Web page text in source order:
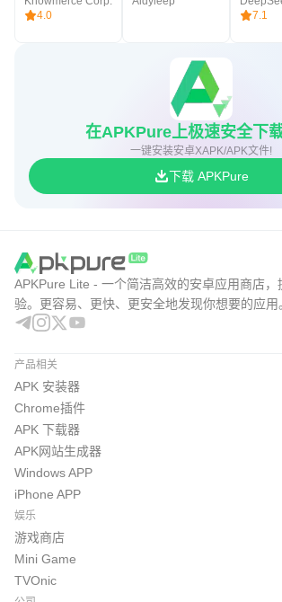
4.0
7.1
在APKPure上极速安全下
一键安装安卓XAPK/APK文件!
下载 APKPure
APKPure Lite - 一个简洁高效的安卓应用商店，
验。更容易、更快、更安全地发现你想要的应用
产品相关
APK 安装器
Chrome插件
APK 下载器
APK网站生成器
Windows APP
iPhone APP
娱乐
游戏商店
Mini Game
TVOnic